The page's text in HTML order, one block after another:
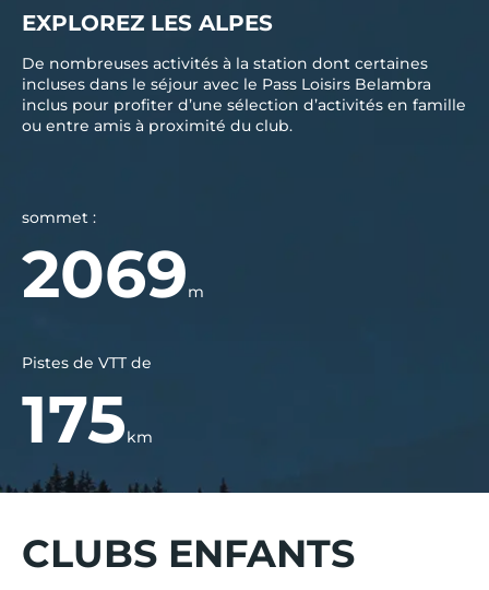
EXPLOREZ LES ALPES
De nombreuses activités à la station dont certaines
incluses dans le séjour avec le Pass Loisirs Belambra
inclus pour profiter d’une sélection d’activités en famille
ou entre amis à proximité du club.
sommet :
2069m
Pistes de VTT de
175km
CLUBS ENFANTS